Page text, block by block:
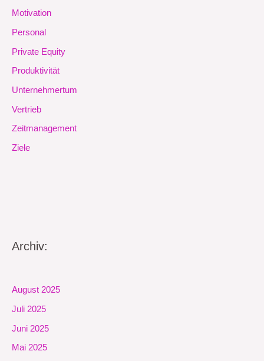
Motivation
Personal
Private Equity
Produktivität
Unternehmertum
Vertrieb
Zeitmanagement
Ziele
Archiv:
August 2025
Juli 2025
Juni 2025
Mai 2025